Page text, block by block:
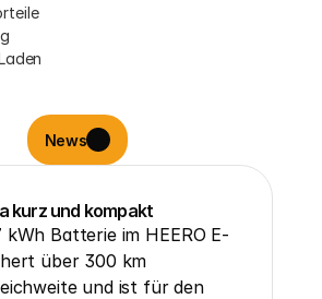
News
kurz und kompakt
kWh Batterie im HEERO E-
über 300 km
und ist für den